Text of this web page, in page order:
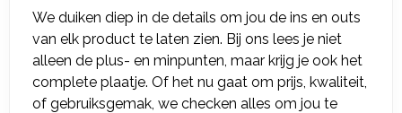
We duiken diep in de details om jou de ins en outs
van elk product te laten zien. Bij ons lees je niet
alleen de plus- en minpunten, maar krijg je ook het
complete plaatje. Of het nu gaat om prijs, kwaliteit,
of gebruiksgemak, we checken alles om jou te